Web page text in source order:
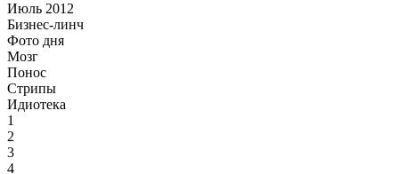
Июль 2012
Бизнес-линч
Фото дня
Мозг
Понос
Стрипы
Идиотека
1
2
3
4